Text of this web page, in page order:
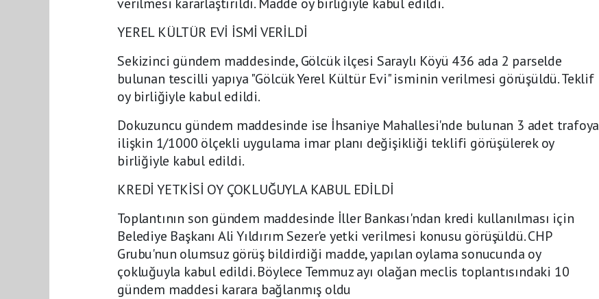
YEREL KÜLTÜR EVİ İSMİ VERİLDİ
Sekizinci gündem maddesinde, Gölcük ilçesi Saraylı Köyü 436 ada 2 parselde
bulunan tescilli yapıya "Gölcük Yerel Kültür Evi" isminin verilmesi görüşüldü. Teklif
oy birliğiyle kabul edildi.
Dokuzuncu gündem maddesinde ise İhsaniye Mahallesi'nde bulunan 3 adet trafoya
ilişkin 1/1000 ölçekli uygulama imar planı değişikliği teklifi görüşülerek oy
birliğiyle kabul edildi.
KREDİ YETKİSİ OY ÇOKLUĞUYLA KABUL EDİLDİ
Toplantının son gündem maddesinde İller Bankası'ndan kredi kullanılması için
Belediye Başkanı Ali Yıldırım Sezer'e yetki verilmesi konusu görüşüldü. CHP
Grubu'nun olumsuz görüş bildirdiği madde, yapılan oylama sonucunda oy
çokluğuyla kabul edildi. Böylece Temmuz ayı olağan meclis toplantısındaki 10
gündem maddesi karara bağlanmış oldu